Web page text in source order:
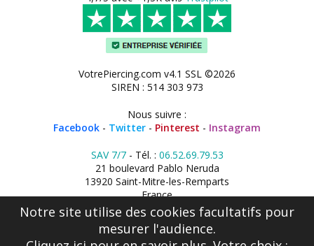
VotrePiercing.com v4.1 SSL ©2026
SIREN : 514 303 973
Nous suivre :
Facebook - Twitter - Pinterest - Instagram
SAV 7/7- Tél. : 06.52.69.79.53
21 boulevard Pablo Neruda
13920 Saint-Mitre-les-Remparts
France
Notre site utilise des cookies facultatifs pour
mesurer l'audience.